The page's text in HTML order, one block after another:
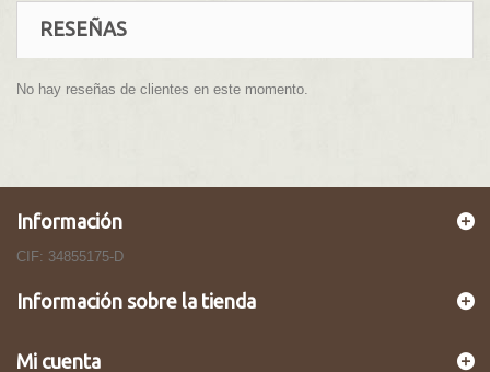
RESEÑAS
No hay reseñas de clientes en este momento.
Información
CIF: 34855175-D
Información sobre la tienda
Mi cuenta